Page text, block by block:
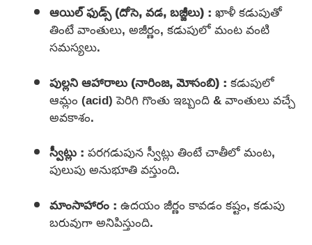
ఆయిల్ ఫుడ్స్ (దోసె, వడ, బజ్జీలు) :ఖాళీ కడుపుతో
తింటే వాంతులు, అజీర్ణం, కడుపులో మంట వంటి
సమస్యలు.
పుల్లని ఆహారాలు (నారింజ, మోసంబి) :కడుపులో
ఆమ్లం (acid) పెరిగి గొంతు ఇబ్బంది & వాంతులు వచ్చే
అవకాశం.
స్వీట్లు :పరగడుపున స్వీట్లు తింటే చాతీలో మంట,
పులుపు అనుభూతి వస్తుంది.
మాంసాహారం :ఉదయం జీర్ణం కావడం కష్టం, కడుపు
బరువుగా అనిపిస్తుంది.